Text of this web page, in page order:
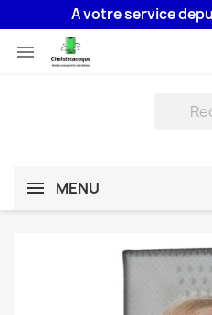
A votre service depuis

MENU